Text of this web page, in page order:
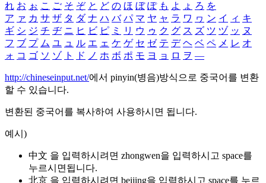
れ お ぉ こ ご そ ぞ と ど の ほ ぼ ぽ も よ ょ ろ を
ア ァ カ サ ザ タ ダ ナ ハ バ パ マ ヤ ャ ラ ワ ヮ ン イ ィ キ
ギ シ ジ チ ヂ ニ ヒ ビ ピ ミ リ ウ ゥ ク グ ス ズ ツ ヅ ッ ヌ
フ ブ プ ム ユ ュ ル エ ェ ケ ゲ セ ゼ テ デ ヘ ベ ペ メ レ オ
ォ コ ゴ ソ ゾ ト ド ノ ホ ボ ポ モ ヨ ョ ロ ヲ ―
http://chineseinput.net/에서 pinyin(병음)방식으로 중국어를 변환
할 수 있습니다.
변환된 중국어를 복사하여 사용하시면 됩니다.
예시)
中文 을 입력하시려면 zhongwen을 입력하시고 space를
누르시면됩니다.
北京 을 입력하시려면 beijing을 입력하시고 space를 누르